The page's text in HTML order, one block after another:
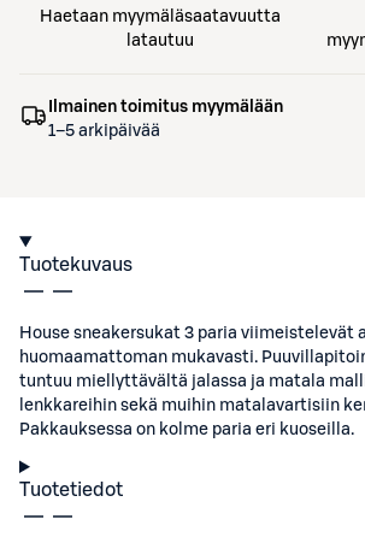
Haetaan myymäläsaatavuutta
latautuu
Ilmainen toimitus myymälään
1–5 arkipäivää
Tuotekuvaus
House sneakersukat 3 paria viimeistelevät
huomaamattoman mukavasti.
tuntuu miellyttävältä jalassa ja matala
lenkkareihin sekä muihin matalavartisiin
Pakkauksessa on kolme paria eri kuoseilla.
Tuotetiedot